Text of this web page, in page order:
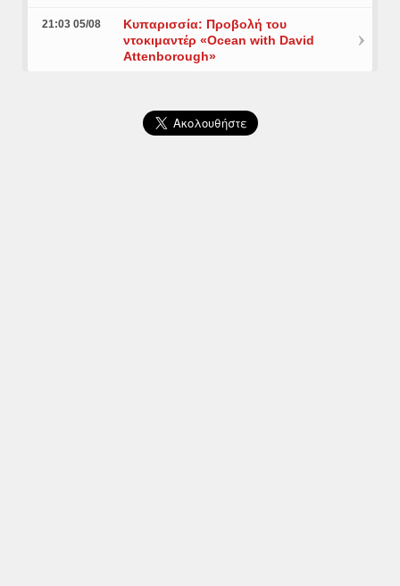
21:03 05/08
Κυπαρισσία: Προβολή του
ντοκιμαντέρ «Ocean with David
Attenborough»